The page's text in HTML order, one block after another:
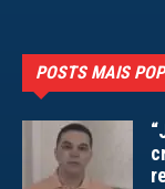
POSTS MAIS